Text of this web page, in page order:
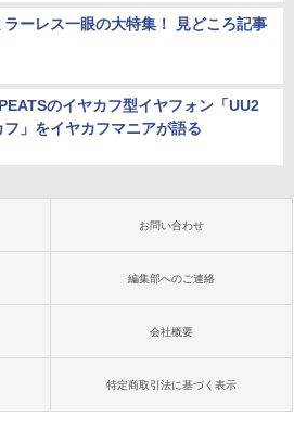
ラーレス一眼の大特集！ 見どころ記事
のイヤカフ型イヤフォン「UU2
フ」をイヤカフマニアが語る
お問い合わせ
編集部へのご連絡
会社概要
特定商取引法に基づく表示